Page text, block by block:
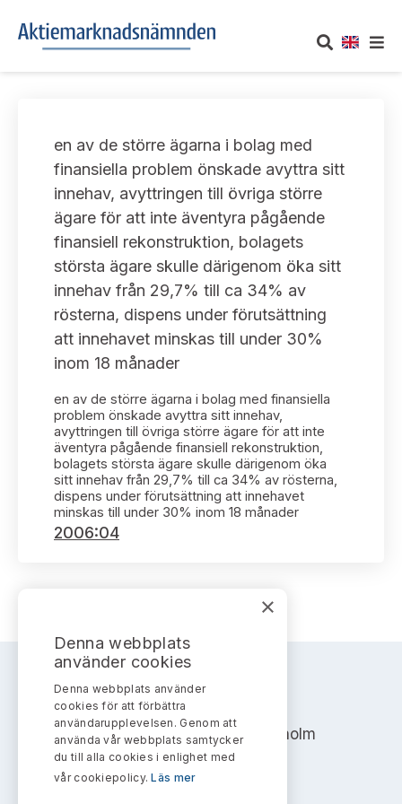
Om oss
Vårt uppdrag
Informationsgivning
Arbetssätt och jävsfrågor
Stadgar
Ledamöter
Huvudmän
Verksamhetsberättelser
UTTALANDEN
Om nämndens uttalanden
Framställningar och konsultation
Uttalanden sorterade efter publiceringsdatum
Samtliga uttalanden sorterade årsvis
Sök uttalanden
Avgifter
Prenumerera
TAKEOVER-REGLER
Takeover-regler för reglerade marknader och vissa
handelsplattformar
AKTUELLT
Nyheter och pressmeddelanden
Prenumerera
Bildarkiv
KONTAKT
Kontakt angående ansökningar och uttalanden
Kontakt administrativa ärenden
en av de större ägarna i bolag med
finansiella problem önskade avyttra sitt
innehav, avyttringen till övriga större
ägare för att inte äventyra pågående
finansiell rekonstruktion, bolagets
största ägare skulle därigenom öka sitt
innehav från 29,7% till ca 34% av
rösterna, dispens under förutsättning
att innehavet minskas till under 30%
inom 18 månader
en av de större ägarna i bolag med finansiella
problem önskade avyttra sitt innehav,
avyttringen till övriga större ägare för att inte
äventyra pågående finansiell rekonstruktion,
bolagets största ägare skulle därigenom öka
sitt innehav från 29,7% till ca 34% av rösterna,
dispens under förutsättning att innehavet
minskas till under 30% inom 18 månader
2006:04
AKTIEMARKNADSNÄMNDEN
Address: Box 7354, 103 90 Stockholm
info@aktiemarknadsnamnden.se
×
Denna webbplats
använder cookies
Denna webbplats använder
cookies för att förbättra
användarupplevelsen. Genom att
använda vår webbplats samtycker
du till alla cookies i enlighet med
vår cookiepolicy.Läs mer